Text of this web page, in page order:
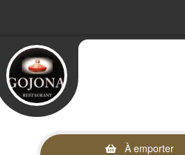
À emporter